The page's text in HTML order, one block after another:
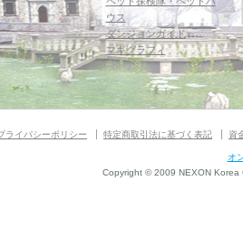
ウス
ダンジョンガイド
マギグラフィ
ライバシーポリシー 特定商取引法に基づく表記 資
オ
Copyright © 2009 NEXON Korea